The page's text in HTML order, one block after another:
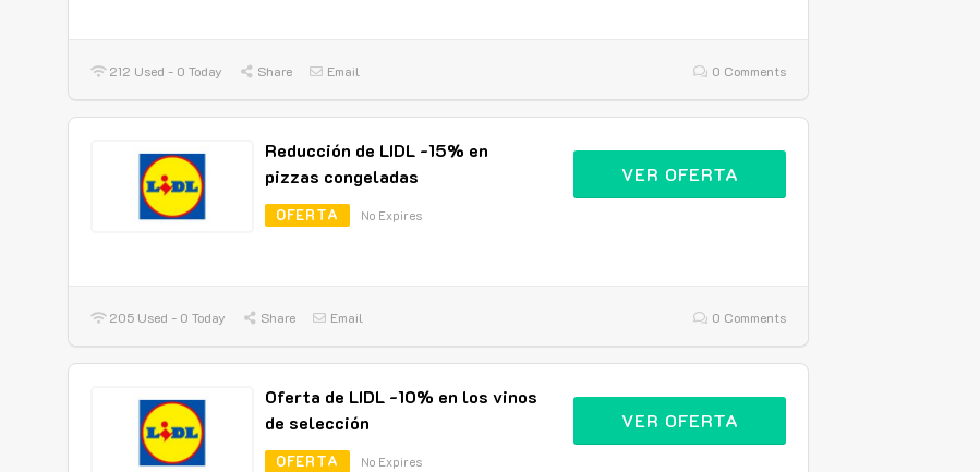
212 Used - 0 Today Share Email 0 Comments
Reducción de LIDL -15% en
pizzas congeladas
OFERTA No Expires
VER OFERTA
205 Used - 0 Today Share Email 0 Comments
Oferta de LIDL -10% en los vinos
de selección
OFERTA No Expires
VER OFERTA